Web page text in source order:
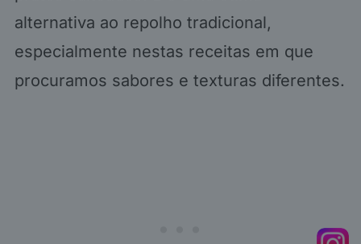
alternativa ao repolho tradicional,
especialmente nestas receitas em que
procuramos sabores e texturas diferentes.